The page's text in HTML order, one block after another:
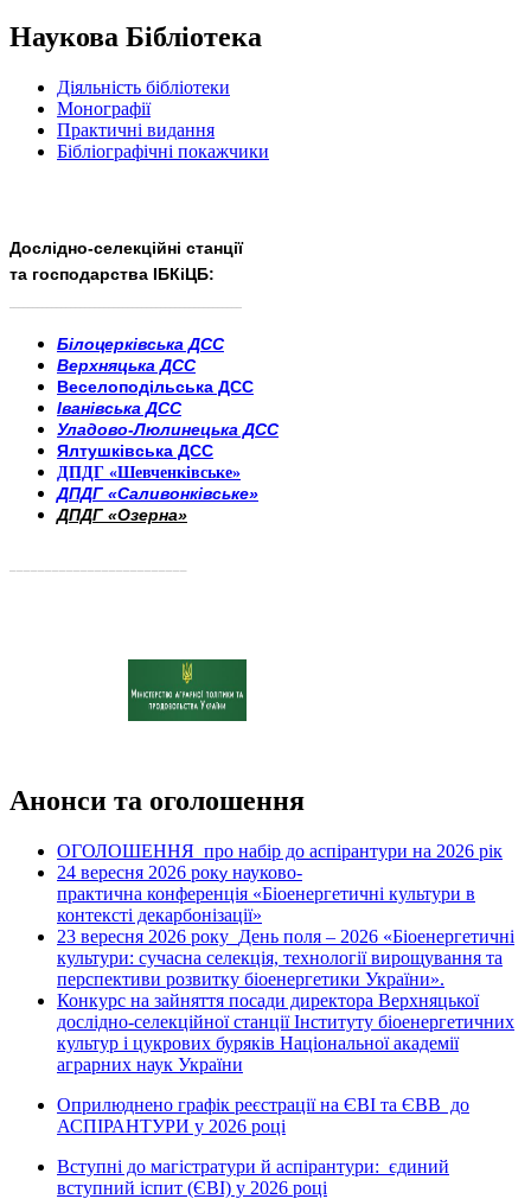
Наукова Бібліотека
Діяльність бібліотеки
Монографії
Практичні видання
Бібліографічні покажчики
Дослідно-селекційні станції
та господарства ІБКіЦБ:
Білоцерківська ДСС
Верхняцька ДСС
Веселоподільська ДСС
Іванівська ДСС
Уладово-Люлинецька ДСС
Ялтушківська ДСС
ДПДГ «Шевченківське»
ДПДГ «Саливонківське»
ДПДГ «Озерна»
Анонси та оголошення
ОГОЛОШЕННЯ про набір до аспірантури на 2026 рік
24 вересня 2026 року науково-
практична конференція «Біоенергетичні культури в
контексті декарбонізації»
23 вересня 2026 року День поля – 2026 «Біоенергетичні
культури: сучасна селекція, технології вирощування та
перспективи розвитку біоенергетики України».
Конкурс на зайняття посади директора Верхняцької
дослідно-селекційної станції Інституту біоенергетичних
культур і цукрових буряків Національної академії
аграрних наук України
Оприлюднено графік реєстрації на ЄВІ та ЄВВ до
АСПІРАНТУРИ у 2026 році
Вступні до магістратури й аспірантури: єдиний
вступний іспит (ЄВІ) у 2026 році